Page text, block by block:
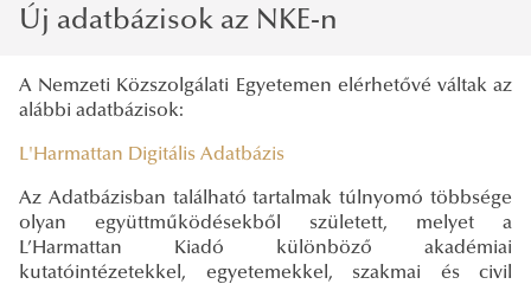
Új adatbázisok az NKE-n
A Nemzeti Közszolgálati Egyetemen elérhetővé váltak az
alábbi adatbázisok:
L'Harmattan Digitális Adatbázis
Az Adatbázisban található tartalmak túlnyomó többsége
olyan együttműködésekből született, melyet a
L’Harmattan Kiadó különböző akadémiai
kutatóintézetekkel, egyetemekkel, szakmai és civil